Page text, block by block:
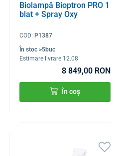
Biolampă Bioptron PRO 1
blat + Spray Oxy
COD:P1387
În stoc >5buc
Estimare livrare 12.08
8 849,00 RON
În coș